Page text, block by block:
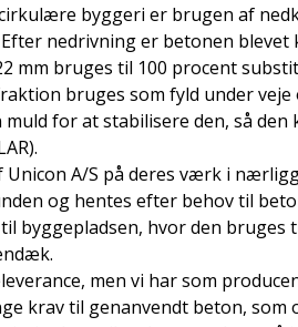
byggeri er brugen af
nedrivning er betonen
mm bruges til 100 procent
bruges som fyld under
for at stabilisere den, så
A/S på deres værk i
og hentes efter behov til
byggepladsen, hvor den bruges
men vi har som
krav til genanvendt beton,